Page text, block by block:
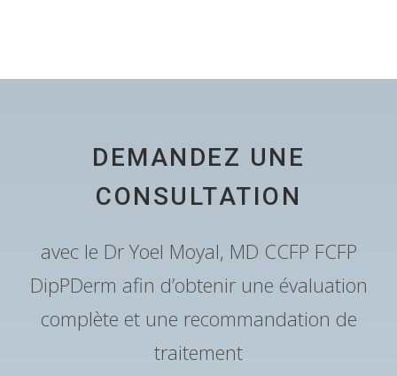
DEMANDEZ UNE
CONSULTATION
avec le Dr Yoel Moyal, MD CCFP FCFP
DipPDerm afin d’obtenir une évaluation
complète et une recommandation de
traitement